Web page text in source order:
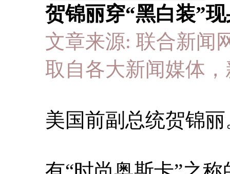
贺锦丽穿“黑白装”
文章来源: 联合新闻
取自各大新闻媒体
美国前副总统贺锦